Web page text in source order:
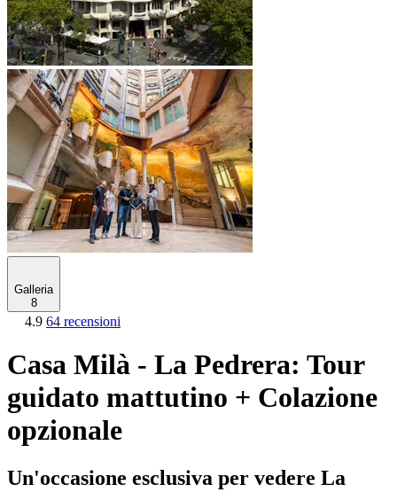
Galleria
8
4.9 64 recensioni
Casa Milà - La Pedrera: Tour
guidato mattutino + Colazione
opzionale
Un'occasione esclusiva per vedere La